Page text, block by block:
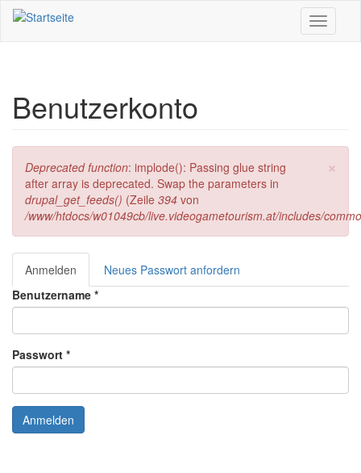
Direkt zum Inhalt
Toggle
Benutzerkonto
×
Fehlermeldung
Deprecated function: implode(): Passing glue string
after array is deprecated. Swap the parameters in
drupal_get_feeds() (Zeile 394 von
/www/htdocs/w01049cb/live.videogametourism.at/includes/
Haupt-Reiter
Anmelden (aktiver
Reiter)
Neues Passwort anfordern
Benutzername *
Passwort *
Anmelden